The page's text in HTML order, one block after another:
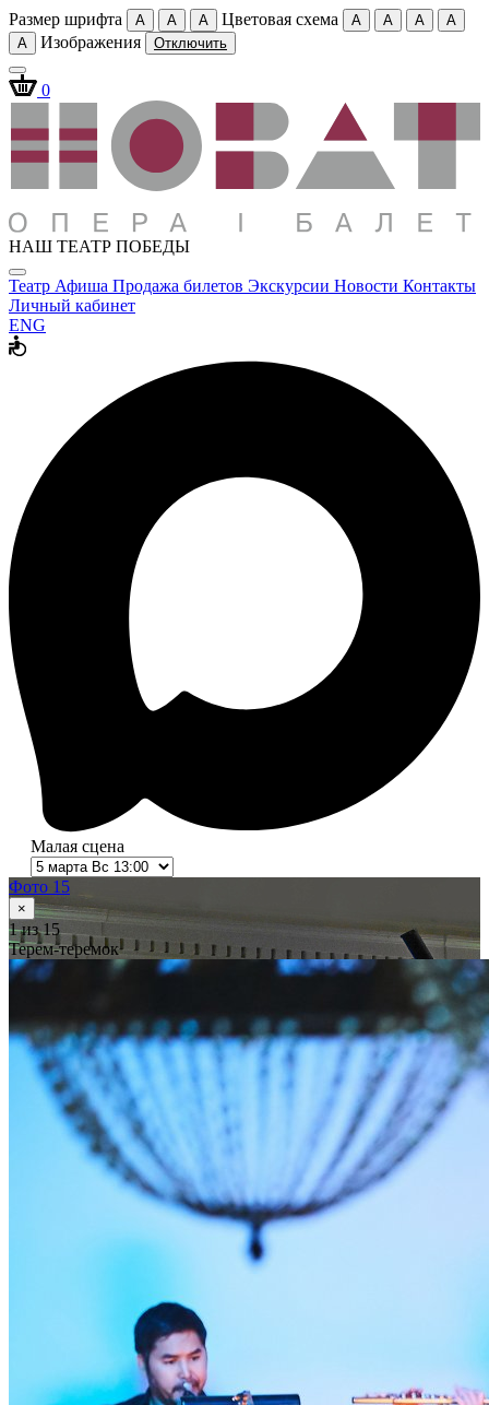
Размер шрифта A A A Цветовая схема A A A
A
A
Изображения Отключить
0
НАШ ТЕАТР ПОБЕДЫ
Театр Афиша Продажа билетов Экскурсии Новости Контакты
Личный кабинет
ENG
Малая сцена
Фото 15
×
1из 15
Терем-теремок